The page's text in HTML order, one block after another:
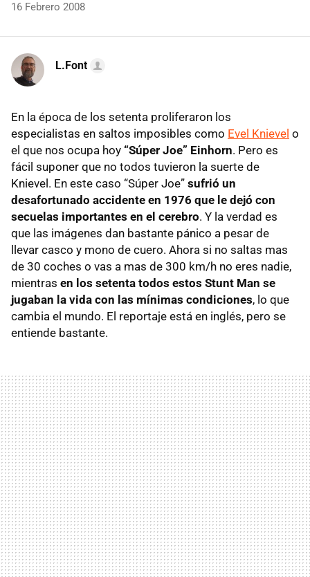
16 Febrero 2008
L.Font
En la época de los setenta proliferaron los
especialistas en saltos imposibles como Evel Knievel o
el que nos ocupa hoy “Súper Joe” Einhorn. Pero es
fácil suponer que no todos tuvieron la suerte de
Knievel. En este caso “Súper Joe” sufrió un
desafortunado accidente en 1976 que le dejó con
secuelas importantes en el cerebro. Y la verdad es
que las imágenes dan bastante pánico a pesar de
llevar casco y mono de cuero. Ahora si no saltas mas
de 30 coches o vas a mas de 300 km/h no eres nadie,
mientras en los setenta todos estos Stunt Man se
jugaban la vida con las mínimas condiciones, lo que
cambia el mundo. El reportaje está en inglés, pero se
entiende bastante.